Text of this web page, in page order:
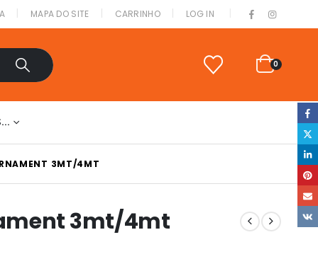
MAPA DO SITE CARRINHO LOG IN
0
3MT/4MT
3mt/4mt